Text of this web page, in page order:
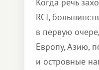
RCI,
в первую
Европу, Азию,
и островные